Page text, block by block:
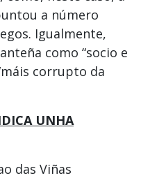
a número
Igualmente,
como “socio e
corrupto da
UNHA
das Viñas